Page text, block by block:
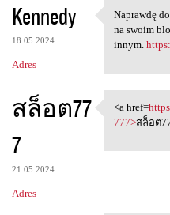
Kennedy
18.05.2024
Adres
Naprawdę
Naprawdę
na swoim
innym.
สล็อต77
7
21.05.2024
Adres
<a
<a href=
777>สล็อต